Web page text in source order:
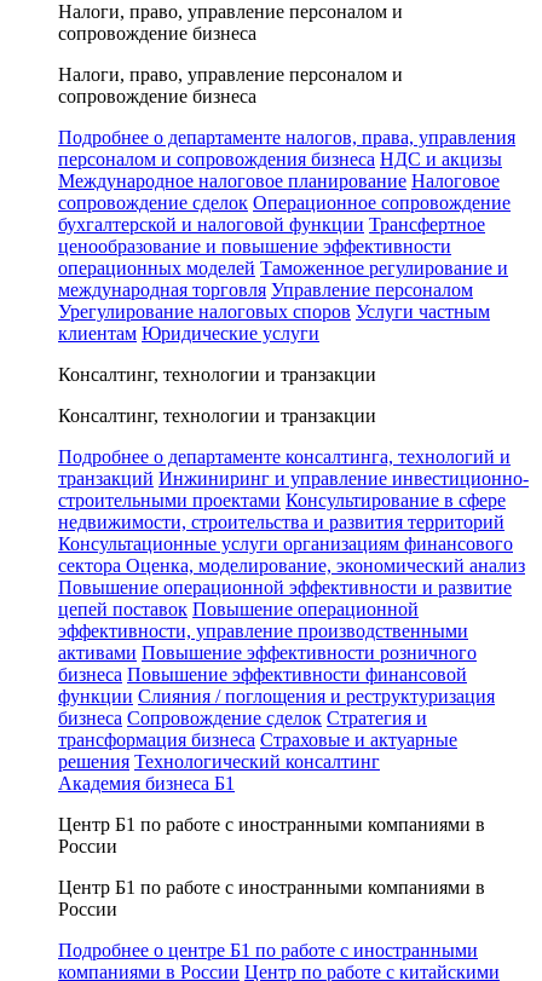
Налоги, право, управление персоналом и
сопровождение бизнеса
Налоги, право, управление персоналом и
сопровождение бизнеса
Подробнее о департаменте налогов, права, управления
персоналом и сопровождения бизнеса НДС и акцизы
Международное налоговое планирование Налоговое
сопровождение сделок Операционное сопровождение
бухгалтерской и налоговой функции Трансфертное
ценообразование и повышение эффективности
операционных моделей Таможенное регулирование и
международная торговля Управление персоналом
Урегулирование налоговых споров Услуги частным
клиентам Юридические услуги
Консалтинг, технологии и транзакции
Консалтинг, технологии и транзакции
Подробнее о департаменте консалтинга, технологий и
транзакций Инжиниринг и управление инвестиционно-
строительными проектами Консультирование в сфере
недвижимости, строительства и развития территорий
Консультационные услуги организациям финансового
сектора Оценка, моделирование, экономический анализ
Повышение операционной эффективности и развитие
цепей поставок Повышение операционной
эффективности, управление производственными
активами Повышение эффективности розничного
бизнеса Повышение эффективности финансовой
функции Слияния / поглощения и реструктуризация
бизнеса Сопровождение сделок Стратегия и
трансформация бизнеса Страховые и актуарные
решения Технологический консалтинг
Академия бизнеса Б1
Центр Б1 по работе с иностранными компаниями в
России
Центр Б1 по работе с иностранными компаниями в
России
Подробнее о центре Б1 по работе с иностранными
компаниями в России Центр по работе с китайскими